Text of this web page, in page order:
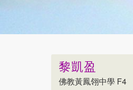
黎凱盈
佛教黃鳳翎中學 F4